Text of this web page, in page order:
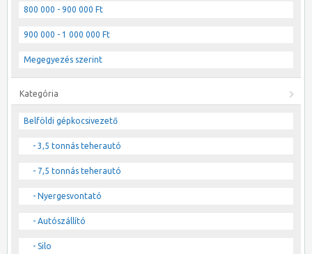
800 000 - 900 000 Ft
900 000 - 1 000 000 Ft
Megegyezés szerint
Kategória
Belföldi gépkocsivezető
- 3,5 tonnás teherautó
- 7,5 tonnás teherautó
- Nyergesvontató
- Autószállító
- Silo